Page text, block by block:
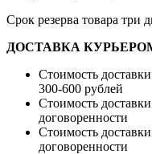
Срок резерва товара три
ДОСТАВКА
Стоимость
300-600 рублей
Стоимость
договоренности
Стоимость
договоренности